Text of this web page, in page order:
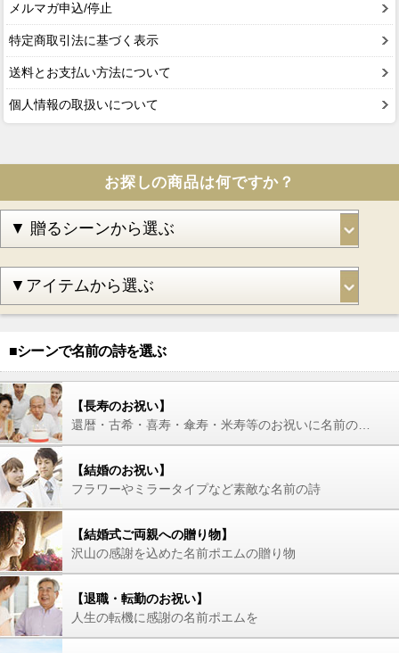
メルマガ申込/停止
特定商取引法に基づく表示
送料とお支払い方法について
個人情報の取扱いについて
お探しの商品は何ですか？
■シーンで名前の詩を選ぶ
【長寿のお祝い】
還暦・古希・喜寿・傘寿・米寿等のお祝いに名前の詩を
【結婚のお祝い】
フラワーやミラータイプなど素敵な名前の詩
【結婚式ご両親への贈り物】
沢山の感謝を込めた名前ポエムの贈り物
【退職・転勤のお祝い】
人生の転機に感謝の名前ポエムを